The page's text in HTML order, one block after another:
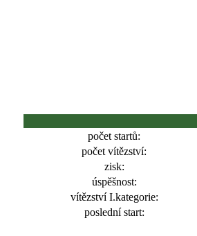
počet startů:
počet vítězství:
zisk:
úspěšnost:
vítězství I.kategorie:
poslední start: